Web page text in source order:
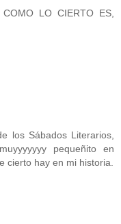
LO CIERTO ES,
los Sábados Literarios,
pequeñito en
cierto hay en mi historia.